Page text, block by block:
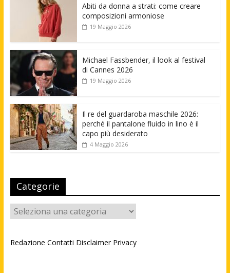
Abiti da donna a strati: come creare
composizioni armoniose
19 Maggio 2026
Michael Fassbender, il look al festival
di Cannes 2026
19 Maggio 2026
Il re del guardaroba maschile 2026:
perché il pantalone fluido in lino è il
capo più desiderato
4 Maggio 2026
Categorie
Categorie
Redazione Contatti Disclaimer Privacy